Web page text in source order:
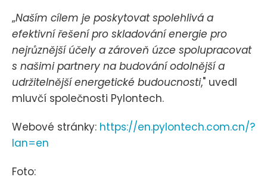
„Naším cílem je poskytovat spolehlivá a
efektivní řešení pro skladování energie pro
nejrůznější účely a zároveň úzce spolupracovat
s našimi partnery na budování odolnější a
udržitelnější energetické budoucnosti," uvedl
mluvčí společnosti Pylontech.
Webové stránky: https://en.pylontech.com.cn/?
lan=en
Foto: